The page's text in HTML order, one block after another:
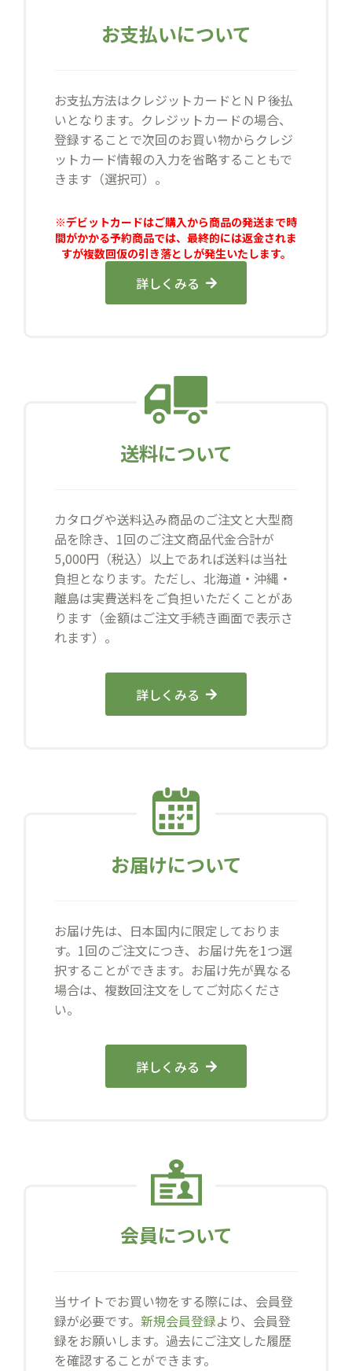
お支払いについて
お支払方法はクレジットカードとＮＰ後払
いとなります。クレジットカードの場合、
登録することで次回のお買い物からクレジ
ットカード情報の入力を省略することもで
きます（選択可）。
※デビットカードはご購入から商品の発送まで時
間がかかる予約商品では、最終的には返金されま
すが複数回仮の引き落としが発生いたします。
詳しくみる
送料について
カタログや送料込み商品のご注文と大型商
品を除き、1回のご注文商品代金合計が
5,000円（税込）以上であれば送料は当社
負担となります。ただし、北海道・沖縄・
離島は実費送料をご負担いただくことがあ
ります（金額はご注文手続き画面で表示さ
れます）。
詳しくみる
お届けについて
お届け先は、日本国内に限定しておりま
す。1回のご注文につき、お届け先を1つ選
択することができます。お届け先が異なる
場合は、複数回注文をしてご対応くださ
い。
詳しくみる
会員について
当サイトでお買い物をする際には、会員登
録が必要です。 新規会員登録より、会員登
録をお願いします。過去にご注文した履歴
を確認することができます。